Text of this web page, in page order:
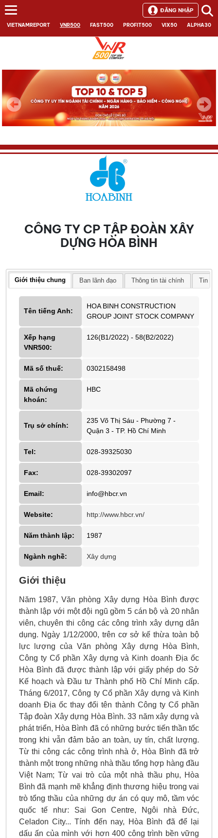
VIETNAMREPORT VNR500 FAST500 PROFIT500 VIX50 ALPHA30
ĐĂNG NHẬP
Next
CÔNG TY CP TẬP ĐOÀN XÂY
DỰNG HÒA BÌNH
Giới thiệu chung Ban lãnh đạo Thông tin tài chính Tin
Tên tiếng Anh:
HOA BINH CONSTRUCTION
GROUP JOINT STOCK COMPANY
Xếp hạng
VNR500:
126(B1/2022) - 58(B2/2022)
Mã số thuế: 0302158498
Mã chứng
khoán:
HBC
Trụ sở chính:
235 Võ Thị Sáu - Phường 7 -
Quận 3 - TP. Hồ Chí Minh
Tel: 028-39325030
Fax: 028-39302097
Email: info@hbcr.vn
Website: http://www.hbcr.vn/
Năm thành lập: 1987
Ngành nghề: Xây dựng
Giới thiệu
Năm 1987, Văn phòng Xây dựng Hòa Bình được
thành lập với một đội ngũ gồm 5 cán bộ và 20 nhân
viên, chuyên thi công các công trình xây dựng dân
dụng. Ngày 1/12/2000, trên cơ sở kế thừa toàn bộ
lực lượng của Văn phòng Xây dựng Hòa Bình,
Công ty Cổ phần Xây dựng và Kinh doanh Địa ốc
Hòa Bình đã được thành lập với giấy phép do Sở
Kế hoạch và Đầu tư Thành phố Hồ Chí Minh cấp.
Tháng 6/2017, Công ty Cổ phần Xây dựng và Kinh
doanh Địa ốc thay đổi tên thành Công ty Cổ phần
Tập đoàn Xây dựng Hòa Bình. 33 năm xây dựng và
phát triển, Hòa Bình đã có những bước tiến thần tốc
trong khi vẫn đảm bảo an toàn, uy tín, chất lượng.
Từ thi công các công trình nhà ở, Hòa Bình đã trở
thành một trong những nhà thầu tổng hợp hàng đầu
Việt Nam; Từ vai trò của một nhà thầu phụ, Hòa
Bình đã mạnh mẽ khẳng định thương hiệu trong vai
trò tổng thầu của những dự án có quy mô, tầm vóc
quốc tế như: Sai Gon Centre, Ngôi nhà Đức,
Celadon City... Tính đến nay, Hòa Bình đã để lại
dấu ấn của mình với hơn 400 công trình bền vững